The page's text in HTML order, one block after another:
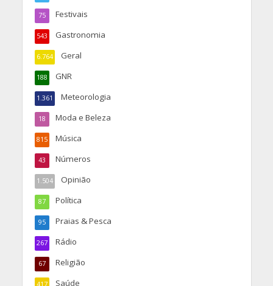
Festivais
75
Gastronomia
543
Geral
6.764
GNR
188
Meteorologia
1.361
Moda e Beleza
18
Música
815
Números
43
Opinião
1.504
Política
87
Praias & Pesca
95
Rádio
267
Religião
67
Saúde